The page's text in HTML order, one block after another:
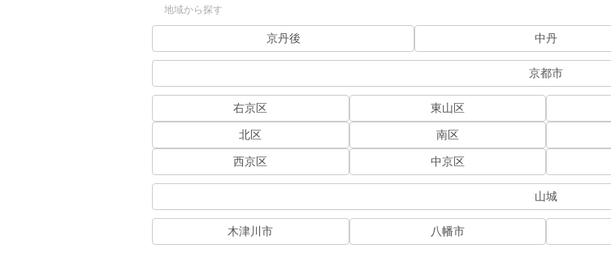
地域から探す
京丹後 中丹
京都市
右京区 東山区
北区 南区
西京区 中京区
山城
木津川市 八幡市